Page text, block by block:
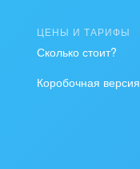
ЦЕНЫ И ТАРИФЫ
Сколько стоит?
Коробочная версия